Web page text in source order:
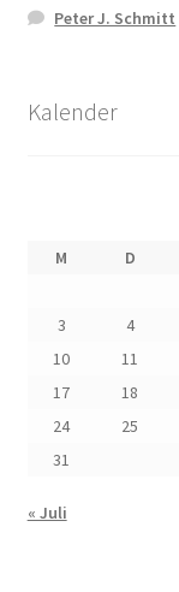
Peter J. Schmitt
Kalender
M D
3
4
10
11
17
18
24
25
31
« Juli